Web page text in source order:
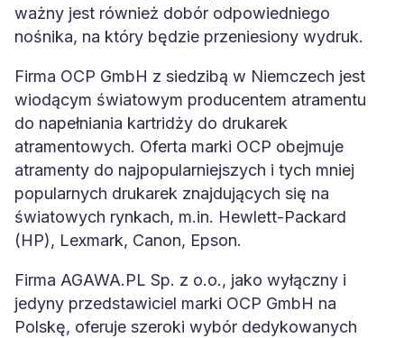
ważny jest również dobór odpowiedniego
nośnika, na który będzie przeniesiony wydruk.
Firma OCP GmbH z siedzibą w Niemczech jest
wiodącym światowym producentem atramentu
do napełniania kartridży do drukarek
atramentowych. Oferta marki OCP obejmuje
atramenty do najpopularniejszych i tych mniej
popularnych drukarek znajdujących się na
światowych rynkach, m.in. Hewlett-Packard
(HP), Lexmark, Canon, Epson.
Firma AGAWA.PL Sp. z o.o., jako wyłączny i
jedyny przedstawiciel marki OCP GmbH na
Polskę, oferuje szeroki wybór dedykowanych